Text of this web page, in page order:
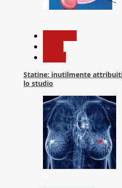
Statine: inutilmente
lo studio